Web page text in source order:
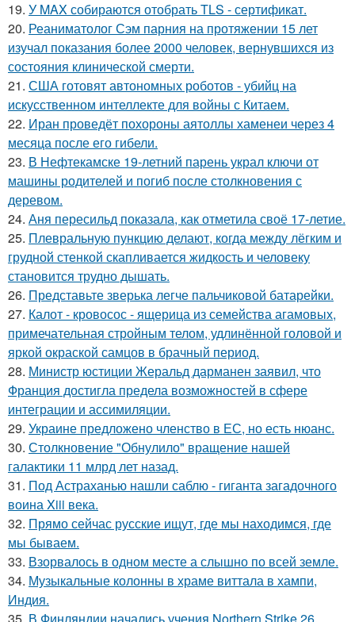
19. У MAX собираются отобрать TLS - сертификат.
20. Реаниматолог Сэм парния на протяжении 15 лет
изучал показания более 2000 человек, вернувшихся из
состояния клинической смерти.
21. США готовят автономных роботов - убийц на
искусственном интеллекте для войны с Китаем.
22. Иран проведёт похороны аятоллы хаменеи через 4
месяца после его гибели.
23. В Нефтекамске 19-летний парень украл ключи от
машины родителей и погиб после столкновения с
деревом.
24. Аня пересильд показала, как отметила своё 17-летие.
25. Плевральную пункцию делают, когда между лёгким и
грудной стенкой скапливается жидкость и человеку
становится трудно дышать.
26. Представьте зверька легче пальчиковой батарейки.
27. Калот - кровосос - ящерица из семейства агамовых,
примечательная стройным телом, удлинённой головой и
яркой окраской самцов в брачный период.
28. Министр юстиции Жеральд дарманен заявил, что
Франция достигла предела возможностей в сфере
интеграции и ассимиляции.
29. Украине предложено членство в ЕС, но есть нюанс.
30. Столкновение "Обнулило" вращение нашей
галактики 11 млрд лет назад.
31. Под Астраханью нашли саблю - гиганта загадочного
воина Xiii века.
32. Прямо сейчас русские ищут, где мы находимся, где
мы бываем.
33. Взорвалось в одном месте а слышно по всей земле.
34. Музыкальные колонны в храме виттала в хампи,
Индия.